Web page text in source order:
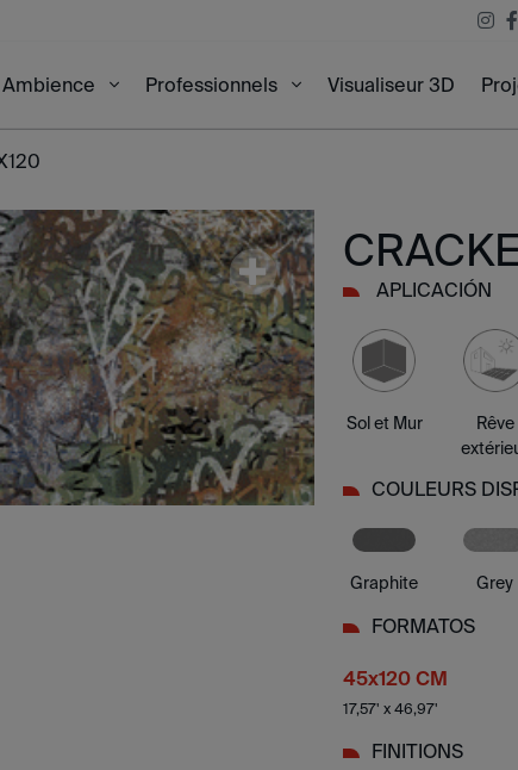
Ambience Professionnels Visualiseur 3D
APLICACIÓN
Sol et Mur
Rêve
COULEURS
Graphite Grey
FORMATOS
45x120 CM
17,57' x 46,97'
FINITIONS